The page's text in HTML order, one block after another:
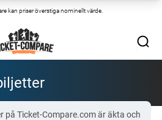
kan priser överstiga nominellt värde.
på Ticket-Compare.com är äkta och